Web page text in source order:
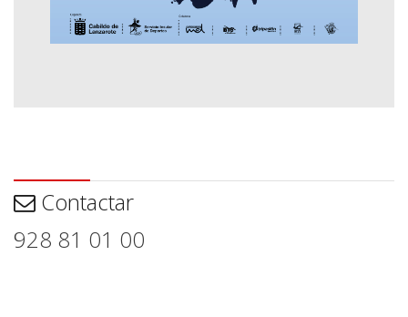
Contactar
928 81 01 00